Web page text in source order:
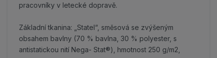
pracovníky v letecké dopravě.
Základní tkanina: „Statel“, směsová se zvýšeným
obsahem bavlny (70 % bavlna, 30 % polyester, s
antistatickou nití Nega- Stat®), hmotnost 250 g/m2,